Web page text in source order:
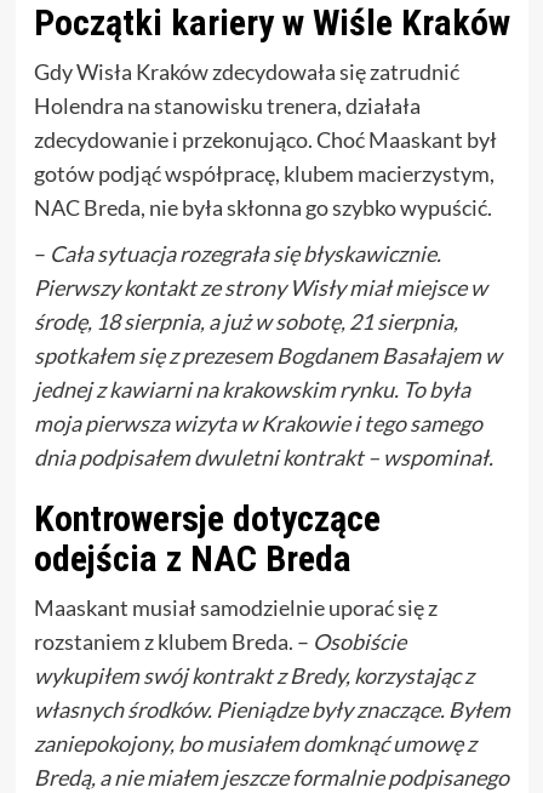
Początki kariery w Wiśle Kraków
Gdy Wisła Kraków zdecydowała się zatrudnić
Holendra na stanowisku trenera, działała
zdecydowanie i przekonująco. Choć Maaskant był
gotów podjąć współpracę, klubem macierzystym,
NAC Breda, nie była skłonna go szybko wypuścić.
– Cała sytuacja rozegrała się błyskawicznie.
Pierwszy kontakt ze strony Wisły miał miejsce w
środę, 18 sierpnia, a już w sobotę, 21 sierpnia,
spotkałem się z prezesem Bogdanem Basałajem w
jednej z kawiarni na krakowskim rynku. To była
moja pierwsza wizyta w Krakowie i tego samego
dnia podpisałem dwuletni kontrakt – wspominał.
Kontrowersje dotyczące
odejścia z NAC Breda
Maaskant musiał samodzielnie uporać się z
rozstaniem z klubem Breda. – Osobiście
wykupiłem swój kontrakt z Bredy, korzystając z
własnych środków. Pieniądze były znaczące. Byłem
zaniepokojony, bo musiałem domknąć umowę z
Bredą, a nie miałem jeszcze formalnie podpisanego